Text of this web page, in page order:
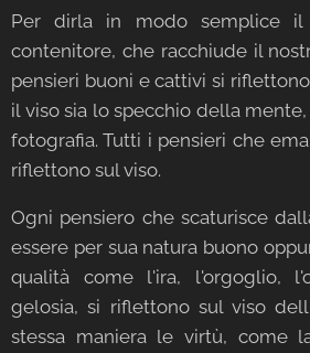
Per dirla in modo semplice
contenitore, che racchiude il
pensieri buoni e cattivi si
il viso sia lo specchio della
fotografia. Tutti i pensieri che
riflettono sul viso.
Ogni pensiero che scaturisce
essere per sua natura buono
qualità come l'ira, l'orgoglio,
gelosia, si riflettono sul viso
stessa maniera le virtù, come